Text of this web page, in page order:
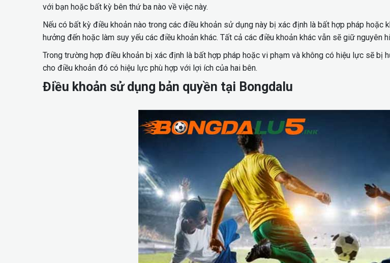
với bạn hoặc bất kỳ bên thứ ba nào về việc này.
Nếu có bất kỳ điều khoản nào trong các điều khoản sử dụng này bị xác định là bất hợp pháp
hưởng đến hoặc làm suy yếu các điều khoản khác. Tất cả các điều khoản khác vẫn sẽ giữ nguyên
Trong trường hợp điều khoản bị xác định là bất hợp pháp hoặc vi phạm và không có hiệu lực sẽ
cho điều khoản đó có hiệu lực phù hợp với lợi ích của hai bên.
Điều khoản sử dụng bản quyền tại Bongdalu